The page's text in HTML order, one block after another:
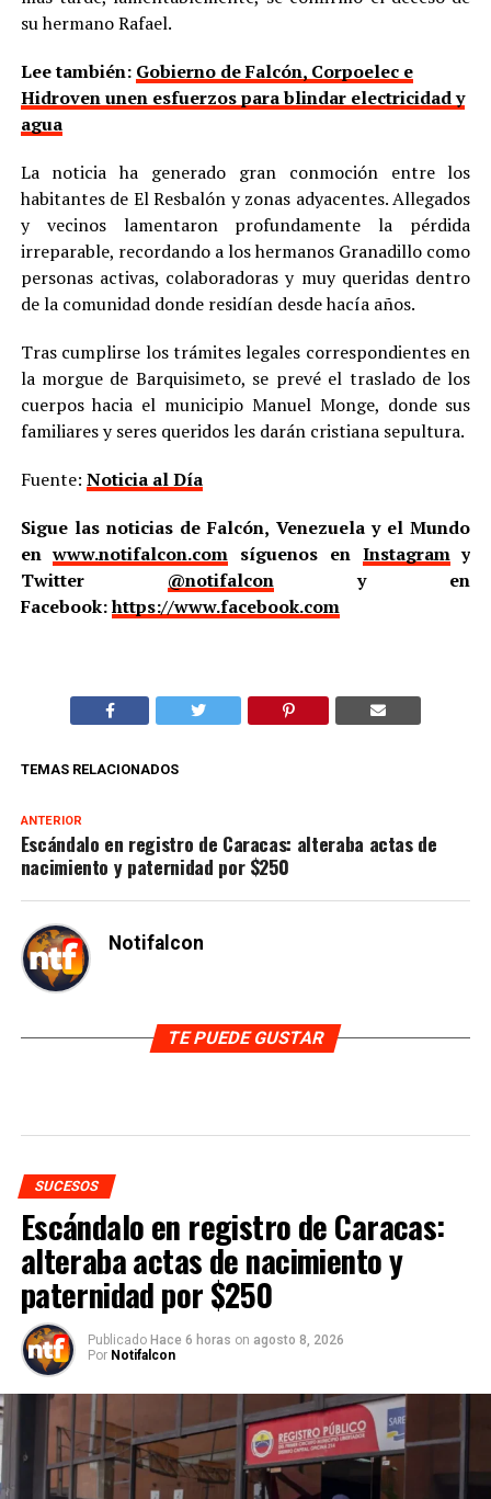
su hermano Rafael.
Lee también: Gobierno de Falcón, Corpoelec e
Hidroven unen esfuerzos para blindar electricidad y
agua
La noticia ha generado gran conmoción entre los
habitantes de El Resbalón y zonas adyacentes. Allegados
y vecinos lamentaron profundamente la pérdida
irreparable, recordando a los hermanos Granadillo como
personas activas, colaboradoras y muy queridas dentro
de la comunidad donde residían desde hacía años.
Tras cumplirse los trámites legales correspondientes en
la morgue de Barquisimeto, se prevé el traslado de los
cuerpos hacia el municipio Manuel Monge, donde sus
familiares y seres queridos les darán cristiana sepultura.
Fuente: Noticia al Día
Sigue las noticias de Falcón, Venezuela y el Mundo
enwww.notifalcon.com síguenos en Instagramy
Twitter @notifalcony en
Facebook:https://www.facebook.com
TEMAS RELACIONADOS
ANTERIOR
Escándalo en registro de Caracas: alteraba actas de
nacimiento y paternidad por $250
Notifalcon
TE PUEDE GUSTAR
SUCESOS
Escándalo en registro de Caracas:
alteraba actas de nacimiento y
paternidad por $250
Publicado Hace 6 horas on agosto 8, 2026
Por Notifalcon